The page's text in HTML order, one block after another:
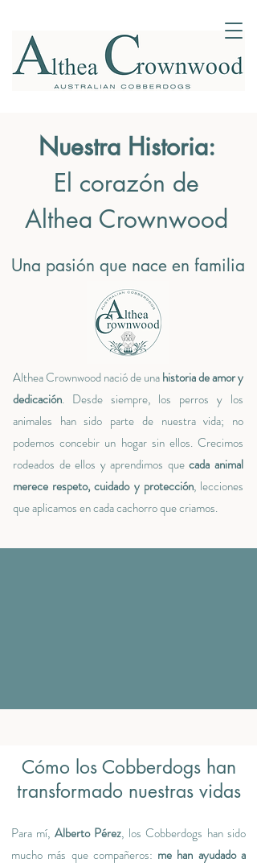
Nuestra Historia:
El corazón de
Althea Crownwood
Una pasión que nace en familia
Althea Crownwood nació de unahistoria de amor y
dedicación. Desde siempre, los perros y los
animales han sido parte de nuestra vida; no
podemos concebir un hogar sin ellos. Crecimos
rodeados de ellos y aprendimos quecada animal
merece respeto, cuidado y protección, lecciones
que aplicamos en cada cachorro que criamos.
Cómo los Cobberdogs han
transformado nuestras vidas
Para mí, Alberto Pérez, los Cobberdogs han sido
mucho más que compañeros: me han ayudado a